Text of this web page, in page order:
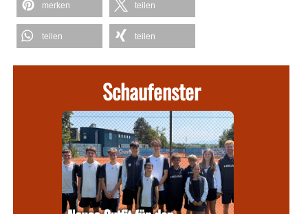
merken teilen
teilen teilen
Schaufenster